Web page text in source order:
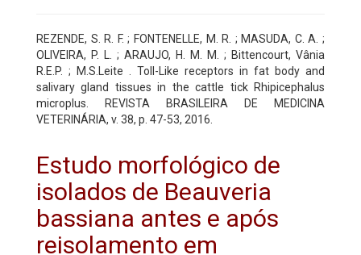
REZENDE, S. R. F. ; FONTENELLE, M. R. ; MASUDA, C. A. ;
OLIVEIRA, P. L. ; ARAUJO, H. M. M. ; Bittencourt, Vânia
R.E.P. ; M.S.Leite . Toll-Like receptors in fat body and
salivary gland tissues in the cattle tick Rhipicephalus
microplus. REVISTA BRASILEIRA DE MEDICINA
VETERINÁRIA, v. 38, p. 47-53, 2016.
Estudo morfológico de
isolados de Beauveria
bassiana antes e após
reisolamento em